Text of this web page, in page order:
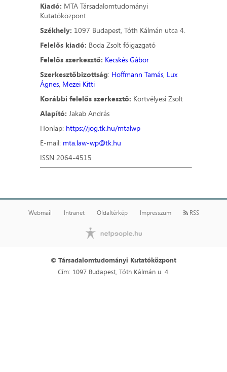
Kiadó: MTA Társadalomtudományi
Kutatóközpont
Székhely: 1097 Budapest, Tóth Kálmán utca 4.
Felelős kiadó: Boda Zsolt főigazgató
Felelős szerkesztő: Kecskés Gábor
Szerkesztőbizottság: Hoffmann Tamás Lux
Ágnes Mezei Kitti
Korábbi felelős szerkesztő: Körtvélyesi Zsolt
Alapító: Jakab András
Honlap: https://jog.tk.hu/mtalwp
E-mail: mta.law-wp@tk.hu
ISSN 2064-4515
Webmail Intranet Oldaltérkép Impresszum RSS
© Társadalomtudományi Kutatóközpont
Cím: 1097 Budapest, Tóth Kálmán u. 4.